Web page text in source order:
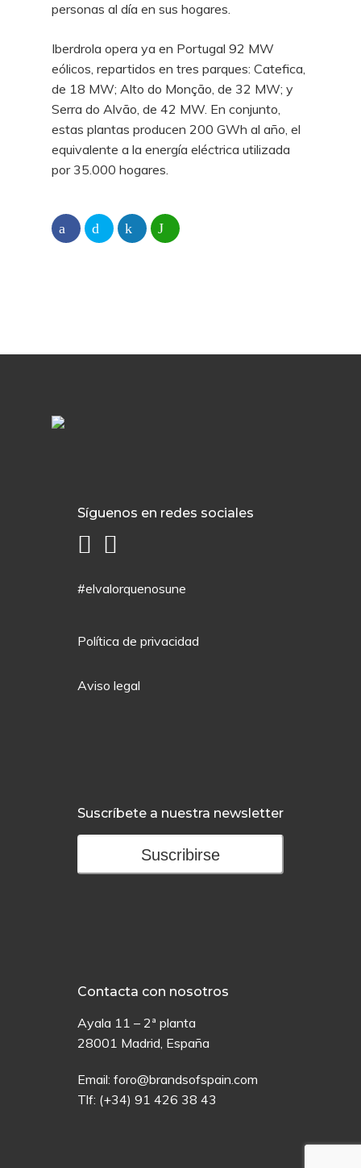
personas al día en sus hogares.
Iberdrola opera ya en Portugal 92 MW
eólicos, repartidos en tres parques: Catefica,
de 18 MW; Alto do Monção, de 32 MW; y
Serra do Alvão, de 42 MW. En conjunto,
estas plantas producen 200 GWh al año, el
equivalente a la energía eléctrica utilizada
por 35.000 hogares.
Síguenos en redes sociales
#elvalorquenosune
Política de privacidad
Aviso legal
Suscríbete a nuestra newsletter
Suscribirse
Contacta con nosotros
Ayala 11 – 2ª planta
28001 Madrid, España
Email: foro@brandsofspain.com
Tlf: (+34) 91 426 38 43